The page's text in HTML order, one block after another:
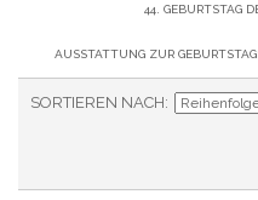
44. GEBURTSTAG
AUSSTATTUNG ZUR
SORTIEREN NACH